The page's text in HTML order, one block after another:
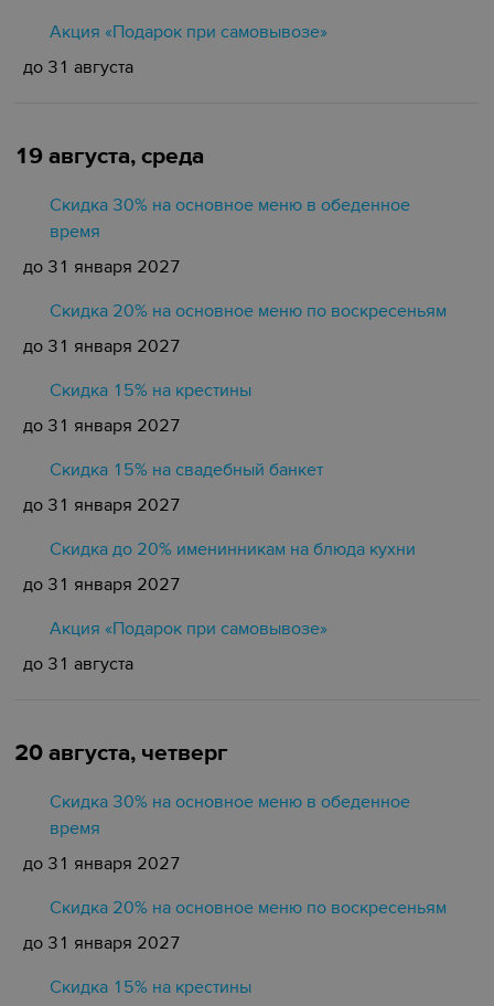
Акция «Подарок при самовывозе»
до 31 августа
19 августа, среда
Скидка 30% на основное меню в обеденное
время
до 31 января 2027
Скидка 20% на основное меню по воскресеньям
до 31 января 2027
Скидка 15% на крестины
до 31 января 2027
Cкидка 15% на свадебный банкет
до 31 января 2027
Скидка до 20% именинникам на блюда кухни
до 31 января 2027
Акция «Подарок при самовывозе»
до 31 августа
20 августа, четверг
Скидка 30% на основное меню в обеденное
время
до 31 января 2027
Скидка 20% на основное меню по воскресеньям
до 31 января 2027
Скидка 15% на крестины